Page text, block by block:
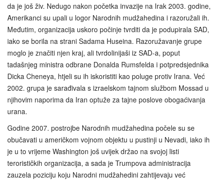
da je još živ. Nedugo nakon početka invazije na Irak 2003. godine,
Amerikanci su upali u logor Narodnih mudžahedina i razoružali ih.
Međutim, organizacija uskoro počinje tvrditi da je podupirala SAD,
iako se borila na strani Sadama Huseina. Razoružavanje grupe
moglo je značiti njen kraj, ali tvrdolinijaši iz SAD-a, poput
tadašnjeg ministra odbrane Donalda Rumsfelda i potpredsjednika
Dicka Cheneya, htjeli su ih iskoristiti kao poluge protiv Irana. Već
2002. grupa je sarađivala s izraelskom tajnom službom Mossad u
njihovim naporima da Iran optuže za tajne poslove obogaćivanja ​​
urana.
Godine 2007. postrojbe Narodnih mudžahedina počele su se
obučavati u američkom vojnom objektu u pustinji u Nevadi, iako ih
je u to vrijeme Washington još uvijek držao na svojoj listi
terorističkih organizacija, a sada je Trumpova administracija
zauzela poziciju koju Narodni mudžahedini zahtijevaju već